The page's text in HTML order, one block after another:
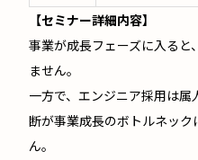
【セミナー詳細内容】
事業が成長フェーズに入る
ません。
一方で、エンジニア採用は
断が事業成長のボトルネッ
ん。